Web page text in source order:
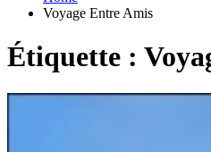
Voyage Entre Amis
Étiquette :